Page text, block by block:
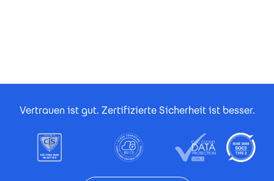
Vertrauen ist gut. Zertifizierte Sicherheit ist besser.